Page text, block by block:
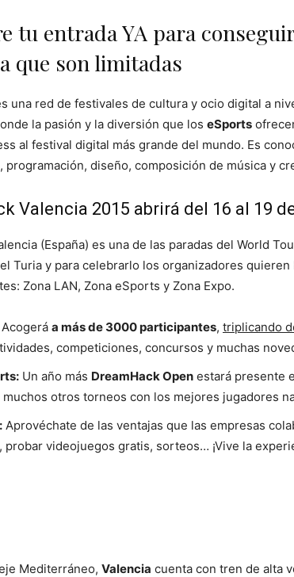
tu entrada YA para
que son limitadas
una red de festivales de cultura y ocio digital a
la pasión y la diversión que los eSports
al festival digital más grande del mundo. Es
programación, diseño, composición de música y
Valencia 2015 abrirá del 16 al 19
(España) es una de las paradas del World
Turia y para celebrarlo los organizadores
Zona LAN, Zona eSports y Zona Expo.
Acogerá a más de 3000 participantes, triplicando
competiciones, concursos y muchas
Un año más DreamHack Open estará presente
otros torneos con los mejores jugadores
Aprovéchate de las ventajas que las empresas
probar videojuegos gratis, sorteos… ¡Vive la
Mediterráneo, Valencia cuenta con tren de alta